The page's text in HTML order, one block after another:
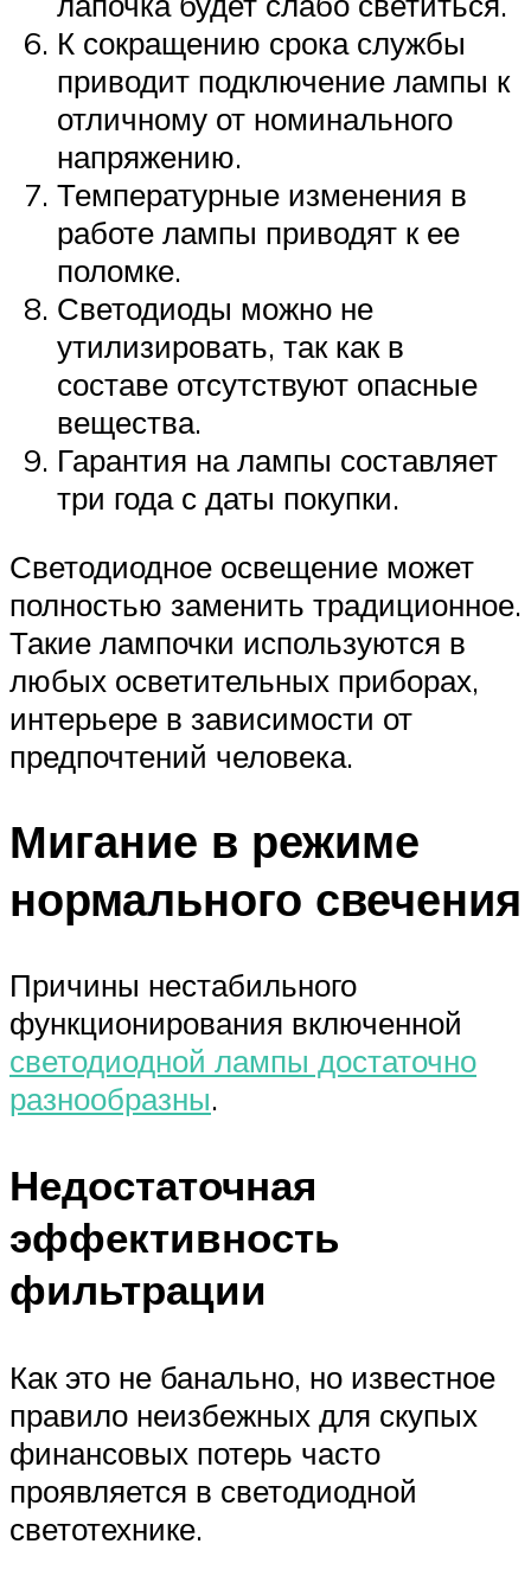
К сокращению срока службы
приводит подключение лампы к
отличному от номинального
напряжению.
Температурные изменения в
работе лампы приводят к ее
поломке.
Светодиоды можно не
утилизировать, так как в
составе отсутствуют опасные
вещества.
Гарантия на лампы составляет
три года с даты покупки.
Светодиодное освещение может
полностью заменить традиционное.
Такие лампочки используются в
любых осветительных приборах,
интерьере в зависимости от
предпочтений человека.
Мигание в режиме
нормального свечения
Причины нестабильного
функционирования включенной
светодиодной лампы достаточно
разнообразны.
Недостаточная
эффективность
фильтрации
Как это не банально, но известное
правило неизбежных для скупых
финансовых потерь часто
проявляется в светодиодной
светотехнике.